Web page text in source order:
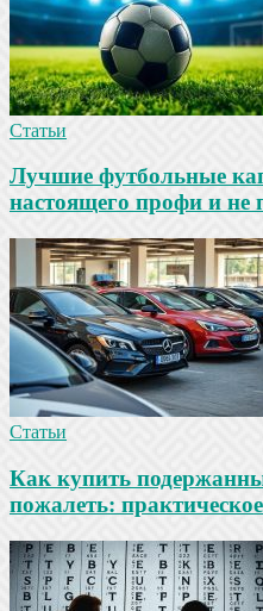
Статьи
Лучшие футбольные
настоящего профи и не
Статьи
Как купить
пожалеть: